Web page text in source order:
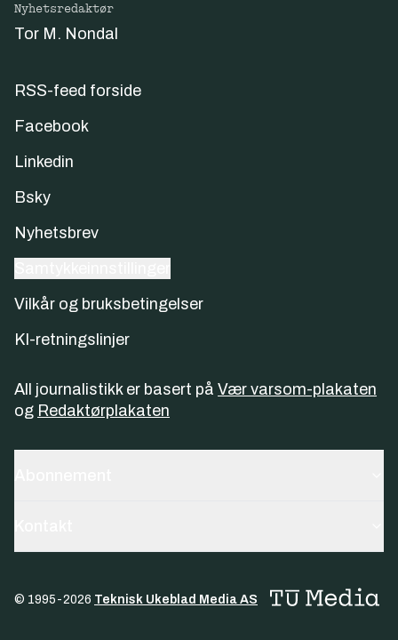
Nyhetsredaktør
Tor M. Nondal
RSS-feed forside
Facebook
Linkedin
Bsky
Nyhetsbrev
Vilkår og bruksbetingelser
KI-retningslinjer
All journalistikk er basert på Vær varsom-plakaten
og Redaktørplakaten
© 1995-2026 Teknisk Ukeblad Media AS